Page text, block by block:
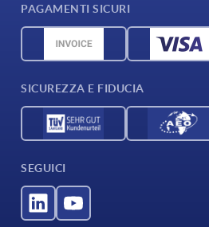
PAGAMENTI SICURI
SICUREZZA E FIDUCIA
SEGUICI